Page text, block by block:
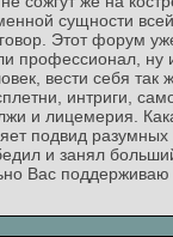
сущности
Этот форум
профессионал, ну
вести себя
интриги,
и лицемерия.
подвид
и занял
Вас